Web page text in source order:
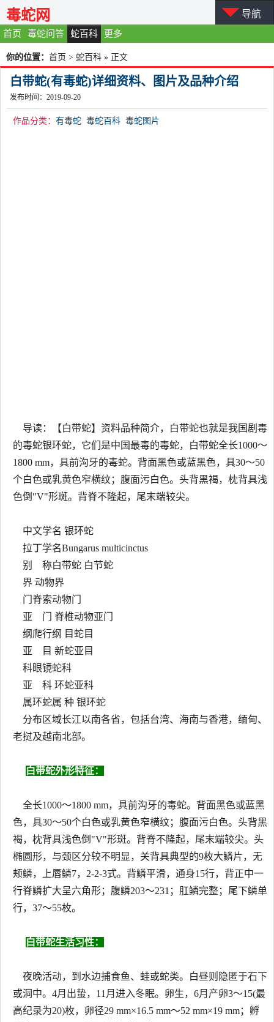
首页 毒蛇问答 蛇百科 更多
毒蛇网 导航
你的位置： 首页 > 蛇百科 » 正文
白带蛇(有毒蛇)详细资料、图片及品种介绍
发布时间：2019-09-20
作品分类： 有毒蛇 毒蛇百科 毒蛇图片
导读：【白带蛇】资料品种简介，白带蛇也就是我国剧毒
的毒蛇银环蛇，它们是中国最毒的毒蛇，白带蛇全长1000～
1800 mm，具前沟牙的毒蛇。背面黑色或蓝黑色，具30～50
个白色或乳黄色窄横纹；腹面污白色。头背黑褐，枕背具浅
色倒"V"形斑。背脊不隆起，尾末端较尖。
中文学名 银环蛇
拉丁学名Bungarus multicinctus
别 称白带蛇 白节蛇
界 动物界
门脊索动物门
亚 门 脊椎动物亚门
纲爬行纲 目蛇目
亚 目 新蛇亚目
科眼镜蛇科
亚 科 环蛇亚科
属环蛇属 种 银环蛇
分布区域长江以南各省，包括台湾、海南与香港，缅甸、
老挝及越南北部。
白带蛇外形特征：
全长1000～1800 mm，具前沟牙的毒蛇。背面黑色或蓝黑
色，具30～50个白色或乳黄色窄横纹；腹面污白色。头背黑
褐，枕背具浅色倒"V"形斑。背脊不隆起，尾末端较尖。头
椭圆形，与颈区分较不明显，关背具典型的9枚大鳞片，无
颊鳞，上唇鳞7，2-2-3式。背鳞平滑，通身15行，背正中一
行脊鳞扩大呈六角形；腹鳞203～231；肛鳞完整；尾下鳞单
行，37～55枚。
白带蛇生活习性：
夜晚活动，到水边捕食鱼、蛙或蛇类。白昼则隐匿于石下
或洞中。4月出蛰，11月进入冬眠。卵生，6月产卵3～15(最
高纪录为20)枚，卵径29 mm×16.5 mm～52 mm×19 mm；孵